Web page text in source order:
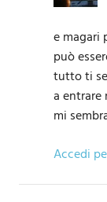
e magari
può
tutto ti
a entrare
mi
Accedi